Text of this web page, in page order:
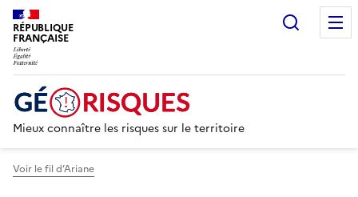
RÉPUBLIQUE
FRANÇAISE
Mieux connaître les risques sur le territoire
Voir le fil d’Ariane